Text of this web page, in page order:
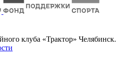
клуба «Трактор» Челябинск.